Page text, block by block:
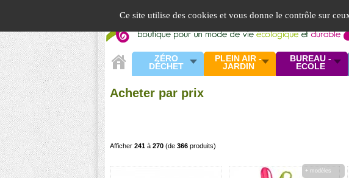
Ce site utilise des cookies et vous donne le contrôle sur
ZÉRO
DÉCHET
PLEIN AIR -
JARDIN
BUREAU -
ECOLE
Acheter par prix
Afficher 241 à 270 (de 366 produits)
+ modèles